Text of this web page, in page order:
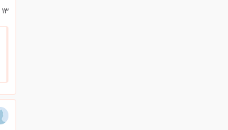
13 اردیبهشت 1391